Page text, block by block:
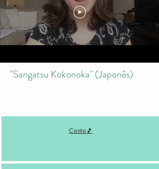
"Sangatsu Kokonoka" (Japonês)
Canto🎵